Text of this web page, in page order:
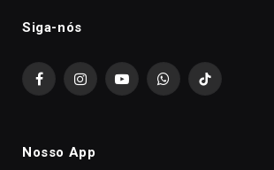
Siga-nós
FacebookInstagramYouTubeWhatsAppTikTok
Nosso App